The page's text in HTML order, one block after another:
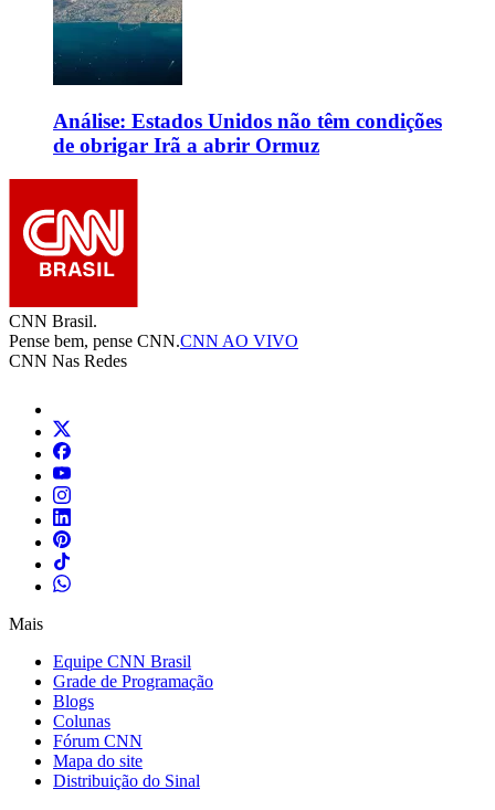
Análise: Estados Unidos não têm condições
de obrigar Irã a abrir Ormuz
CNN Brasil.
Pense bem, pense CNN.CNN AO VIVO
CNN Nas Redes
Mais
Equipe CNN Brasil
Grade de Programação
Blogs
Colunas
Fórum CNN
Mapa do site
Distribuição do Sinal